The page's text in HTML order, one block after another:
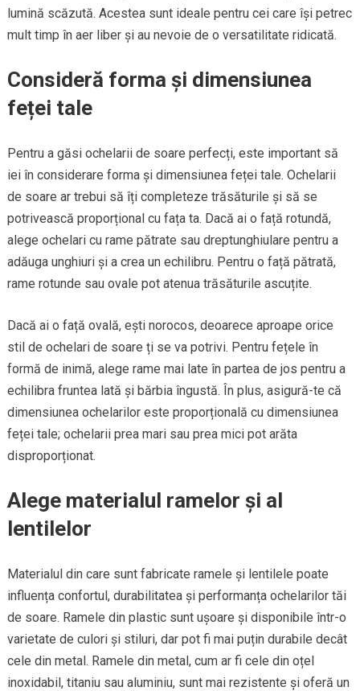
lumină scăzută. Acestea sunt ideale pentru cei care își petrec
mult timp în aer liber și au nevoie de o versatilitate ridicată.
Consideră forma și dimensiunea
feței tale
Pentru a găsi ochelarii de soare perfecți, este important să
iei în considerare forma și dimensiunea feței tale. Ochelarii
de soare ar trebui să îți completeze trăsăturile și să se
potrivească proporțional cu fața ta. Dacă ai o față rotundă,
alege ochelari cu rame pătrate sau dreptunghiulare pentru a
adăuga unghiuri și a crea un echilibru. Pentru o față pătrată,
rame rotunde sau ovale pot atenua trăsăturile ascuțite.
Dacă ai o față ovală, ești norocos, deoarece aproape orice
stil de ochelari de soare ți se va potrivi. Pentru fețele în
formă de inimă, alege rame mai late în partea de jos pentru a
echilibra fruntea lată și bărbia îngustă. În plus, asigură-te că
dimensiunea ochelarilor este proporțională cu dimensiunea
feței tale; ochelarii prea mari sau prea mici pot arăta
disproporționat.
Alege materialul ramelor și al
lentilelor
Materialul din care sunt fabricate ramele și lentilele poate
influența confortul, durabilitatea și performanța ochelarilor tăi
de soare. Ramele din plastic sunt ușoare și disponibile într-o
varietate de culori și stiluri, dar pot fi mai puțin durabile decât
cele din metal. Ramele din metal, cum ar fi cele din oțel
inoxidabil, titaniu sau aluminiu, sunt mai rezistente și oferă un